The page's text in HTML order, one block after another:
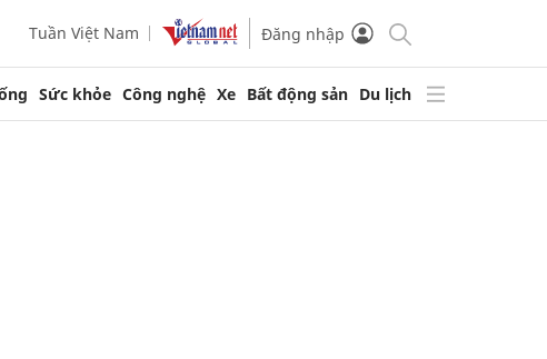
Tuần Việt Nam Đăng nhập
Sức khỏe Công nghệ Xe Bất động sản Du lịch